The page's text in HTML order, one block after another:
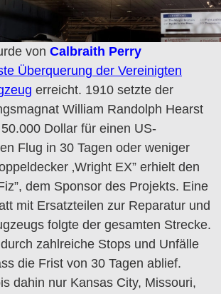
von Calbraith Perry
Überquerung der Vereinigten
erreicht. 1910 setzte der
William Randolph Hearst
Dollar für einen US-
Flug in 30 Tagen oder weniger
‚Wright EX” erhielt den
dem Sponsor des Projekts. Eine
mit Ersatzteilen zur Reparatur und
folgte der gesamten Strecke.
zahlreiche Stops und Unfälle
die Frist von 30 Tagen ablief.
dahin nur Kansas City, Missouri,